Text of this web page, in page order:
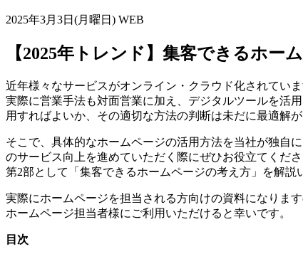
2025年3月3日(月曜日) WEB
【2025年トレンド】集客できるホー
近年様々なサービスがオンライン・クラウド化されていま
実際に営業手法も対面営業に加え、デジタルツールを活
用すればよいか、その適切な方法の判断は未だに最適解
そこで、具体的なホームページの活用方法を当社が独自
のサービス向上を進めていただく際にぜひお役立てくださ
第2部として「集客できるホームページの考え方」を解説
実際にホームページを担当される方向けの資料になります
ホームページ担当者様にご利用いただけると幸いです。
目次